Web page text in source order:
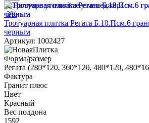
Наличие уточняйте у менеджера
-3%
Тротуарная плитка Регата Б.18.Псм.6
черным
Артикул: 1002427
Форма/размер
Регата (280*120, 360*120, 480*120,
Фактура
Гранит плюс
Цвет
Красный
Вес поддона
1592